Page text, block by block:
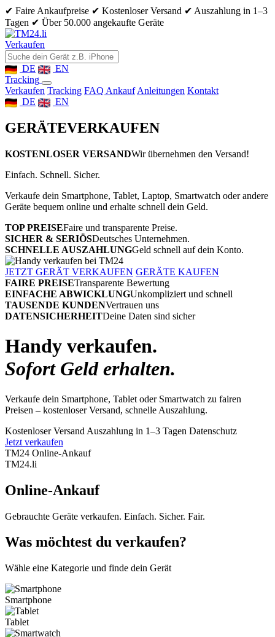
✔ Faire Ankaufpreise ✔ Kostenloser Versand ✔ Auszahlung in 1–3
Tagen ✔ Über 50.000 angekaufte Geräte
Verkaufen
DE
EN
Tracking
Verkaufen Tracking FAQ Ankauf Anleitungen Kontakt
DE
EN
GERÄTEVERKAUFEN
KOSTENLOSER VERSANDWir übernehmen den Versand!
Einfach. Schnell. Sicher.
Verkaufe dein Smartphone, Tablet, Laptop, Smartwatch oder andere
Geräte bequem online und erhalte schnell dein Geld.
TOP PREISEFaire und transparente Preise.
SICHER & SERIÖSDeutsches Unternehmen.
SCHNELLE AUSZAHLUNGGeld schnell auf dein Konto.
JETZT GERÄT VERKAUFEN GERÄTE KAUFEN
FAIRE PREISETransparente Bewertung
EINFACHE ABWICKLUNGUnkompliziert und schnell
TAUSENDE KUNDENVertrauen uns
DATENSICHERHEITDeine Daten sind sicher
Handy verkaufen.
Sofort Geld erhalten.
Verkaufe dein Smartphone, Tablet oder Smartwatch zu fairen
Preisen – kostenloser Versand, schnelle Auszahlung.
Kostenloser Versand Auszahlung in 1–3 Tagen Datenschutz
Jetzt verkaufen
TM24 Online-Ankauf
TM24.li
Online-Ankauf
Gebrauchte Geräte verkaufen. Einfach. Sicher. Fair.
Was möchtest du verkaufen?
Wähle eine Kategorie und finde dein Gerät
Smartphone
Tablet